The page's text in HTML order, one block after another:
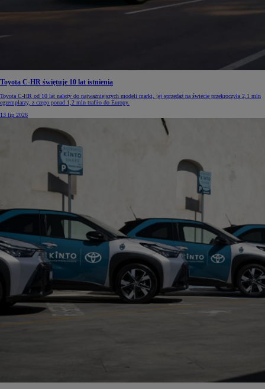
Toyota C-HR świętuje 10 lat istnienia
Toyota C-HR od 10 lat należy do najważniejszych modeli marki, jej sprzedaż na świecie przekroczyła 2,1 mln
egzemplarzy, z czego ponad 1,2 mln trafiło do Europy.
13 lip 2026